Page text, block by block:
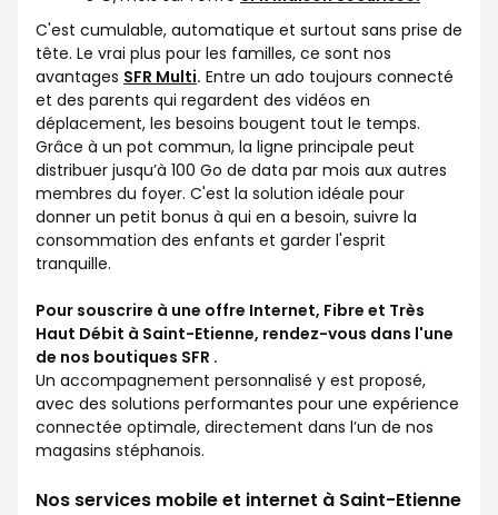
C'est cumulable, automatique et surtout sans prise de
tête. Le vrai plus pour les familles, ce sont nos
avantages SFR Multi. Entre un ado toujours connecté
et des parents qui regardent des vidéos en
déplacement, les besoins bougent tout le temps.
Grâce à un pot commun, la ligne principale peut
distribuer jusqu’à 100 Go de data par mois aux autres
membres du foyer. C'est la solution idéale pour
donner un petit bonus à qui en a besoin, suivre la
consommation des enfants et garder l'esprit
tranquille.
Pour souscrire à une offre Internet, Fibre et Très
Haut Débit à Saint-Etienne, rendez-vous dans l'une
de nos boutiques SFR .
Un accompagnement personnalisé y est proposé,
avec des solutions performantes pour une expérience
connectée optimale, directement dans l’un de nos
magasins stéphanois.
Nos services mobile et internet à Saint-Etienne